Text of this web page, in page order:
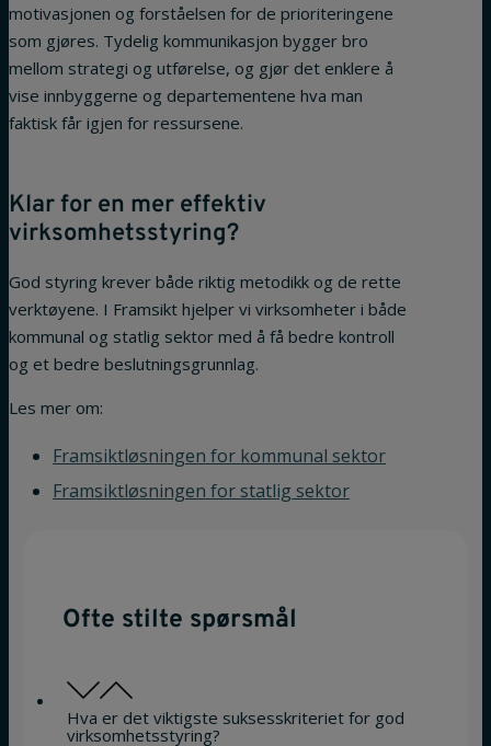
motivasjonen og forståelsen for de prioriteringene
som gjøres. Tydelig kommunikasjon bygger bro
mellom strategi og utførelse, og gjør det enklere å
vise innbyggerne og departementene hva man
faktisk får igjen for ressursene.
Klar for en mer effektiv
virksomhetsstyring?
God styring krever både riktig metodikk og de rette
verktøyene. I Framsikt hjelper vi virksomheter i både
kommunal og statlig sektor med å få bedre kontroll
og et bedre beslutningsgrunnlag.
Les mer om:
Framsiktløsningen for kommunal sektor
Framsiktløsningen for statlig sektor
Ofte stilte spørsmål
Hva er det viktigste suksesskriteriet for god
virksomhetsstyring?